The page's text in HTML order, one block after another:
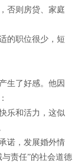
否则房贷、家庭
的职位很少，短
生了好感。他因
乐和活力，这似
诺，发展婚外情
责任”的社会道德